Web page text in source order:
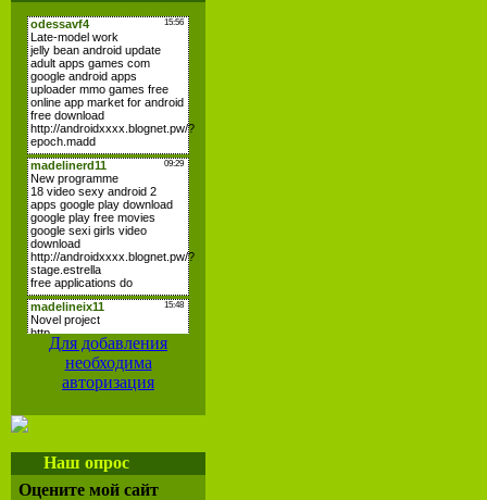
Для добавления
необходима
авторизация
Наш опрос
Оцените мой сайт